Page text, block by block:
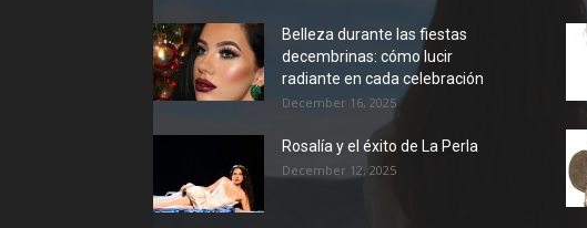
Belleza durante las fiestas
decembrinas: cómo lucir
radiante en cada celebración
December 16, 2025
Rosalía y el éxito de La Perla
December 12, 2025